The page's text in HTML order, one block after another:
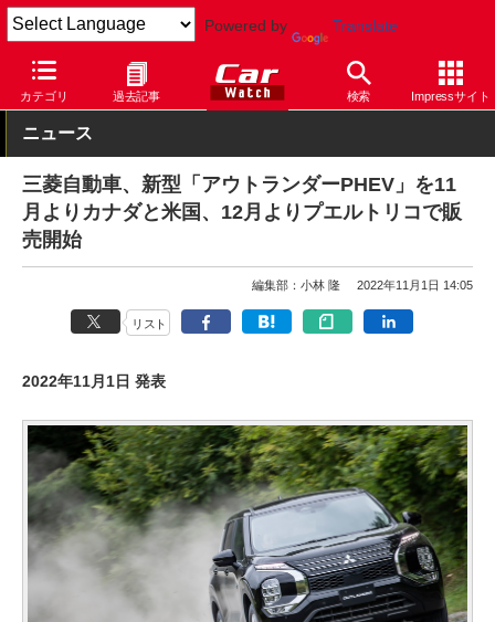
Powered by Translate
カテゴリ 過去記事 検索 Impressサイト
Car Watch 自動車 三菱自動車 アウトランダー
ニュース
三菱自動車、新型「アウトランダーPHEV」を11
月よりカナダと米国、12月よりプエルトリコで販
売開始
編集部：小林 隆 2022年11月1日 14:05
リスト
2022年11月1日 発表